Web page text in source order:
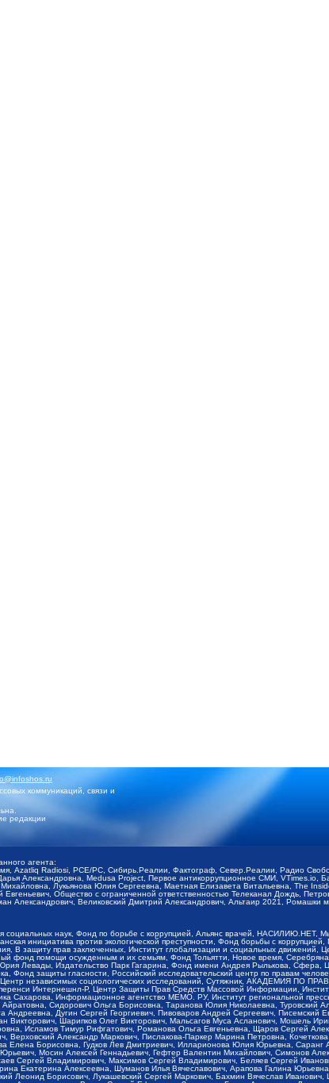
коммуникаций, связи и
редакции
агента:
Azatliq Radiosi, PCE/PC, Сибирь.Реалии, Фактограф, Север.Реалии, Радио
Александровна, Medusa Project, Первое антикоррупционное СМИ,
Лукьянова Юлия Сергеевна, Маетная Елизавета Витальевна, The
Общество с ограниченной ответственностью Телеканал Дождь,
Великовский Дмитрий Александрович, Альтаир 2021, Ромашки
социальных наук, Фонд по борьбе с коррупцией, Альянс врачей,
инициатива против экологической преступности, Фонд борьбы с
В защиту прав заключенных, Институт глобализации и социальных
фонд помощи осужденным и их семьям, Фонд Тольятти, Новое время,
Левады, Издательство Парк Гагарина, Фонд имени Андрея Рылькова,
защиты гласности, Российский исследовательский центр по правам
независимых социологических исследований, Сутяжник, АКАДЕМИЯ ПО
Интернешнл-Р, Центр Защиты Прав Средств Массовой Информации,
Сахарова, Информационное агентство МЕМО. РУ, Институт региональной
Сидорович Ольга Борисовна, Таранова Юлия Николаевна, Туровский
Дугин Сергей Георгиевич, Пивоваров Андрей Сергеевич, Писемский
Шарипков Олег Викторович, Мальсагов Муса Асланович, Мошель
Исламов Тимур Рифгатович, Романова Ольга Евгеньевна, Щаров Сергей
Александр Маркович, Пислакова-Паркер Марина Петровна,
Елена Борисовна, Гудков Лев Дмитриевич, Илларионова Юлия Юрьевна,
Мосин Алексей Геннадьевич, Гефтер Валентин Михайлович, Симонов
Сергей Владимирович, Максимов Сергей Владимирович, Беляев Сергей
Екатерина Алексеевна, Шуманов Илья Вячеславович, Арапова Галина
Леонид Борисович, Лукашевский Сергей Маркович, Бахмин Вячеслав